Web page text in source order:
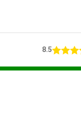
8.5